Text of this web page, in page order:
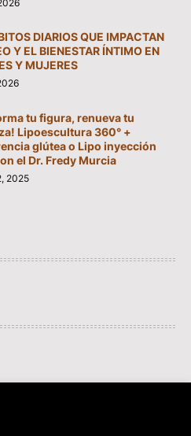
DIARIOS QUE IMPACTAN
Y EL BIENESTAR ÍNTIMO EN
Y MUJERES
tu figura, renueva tu
Lipoescultura 360° +
glútea o Lipo inyección
el Dr. Fredy Murcia
2025